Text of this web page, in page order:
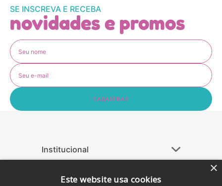
SE INSCREVA E RECEBA
novidades e promos
CADASTRAR
Institucional
+
Atendimento
×
Este website usa cookies